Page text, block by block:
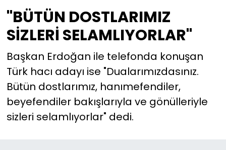
"BÜTÜN DOSTLARIMIZ
SİZLERİ SELAMLIYORLAR"
Başkan Erdoğan ile telefonda konuşan
Türk hacı adayı ise "Dualarımızdasınız.
Bütün dostlarımız, hanımefendiler,
beyefendiler bakışlarıyla ve gönülleriyle
sizleri selamlıyorlar" dedi.